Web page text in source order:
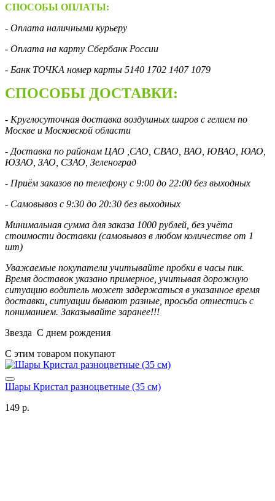
СПОСОБЫ ОПЛАТЫ:
- Оплата наличными курьеру
- Оплата на карту Сбербанк России
- Банк ТОЧКА номер карты 5140 1702 1407 1079
СПОСОБЫ ДОСТАВКИ:
- Круглосуточная доставка воздушных шаров с гелием по
Москве и Московской области
- Доставка по районам ЦАО ,САО, СВАО, ВАО, ЮВАО, ЮАО,
ЮЗАО, ЗАО, СЗАО, Зеленоград
- Приём заказов по телефону с 9:00 до 22:00 без выходных
- Самовывоз с 9:30 до 20:30 без выходных
Минимальная сумма для заказа 1000 рублей, без учёта
стоимости доставки (самовывоз в любом количестве от 1
шт)
Уважаемые покупатели учитывайте пробки в часы пик.
Время доставок указано примерное, учитывая дорожную
ситуацию водитель может задержаться в указанное время
доставки, ситуации бывают разные, просьба отнестись с
пониманием. Заказывайте заранее!!!
Звезда С днем рождения
С этим товаром покупают
Шары Кристал разноцветные (35 см)
149 р.